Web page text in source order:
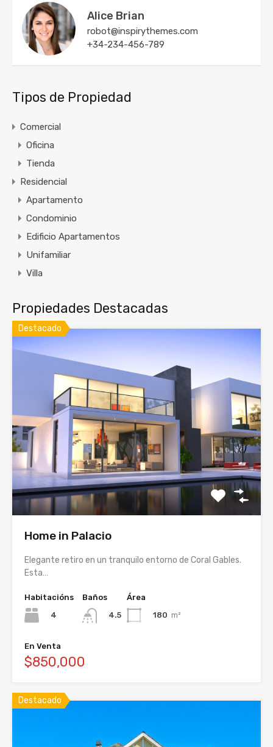
Alice Brian
robot@inspirythemes.com
+34-234-456-789
Tipos de Propiedad
Comercial
Oficina
Tienda
Residencial
Apartamento
Condominio
Edificio Apartamentos
Unifamiliar
Villa
Propiedades Destacadas
Destacado
Home in Palacio
Elegante retiro en un tranquilo entorno de Coral Gables.
Esta…
Habitacións
4
Baños
4.5
Área
180 m²
En Venta
$850,000
Destacado